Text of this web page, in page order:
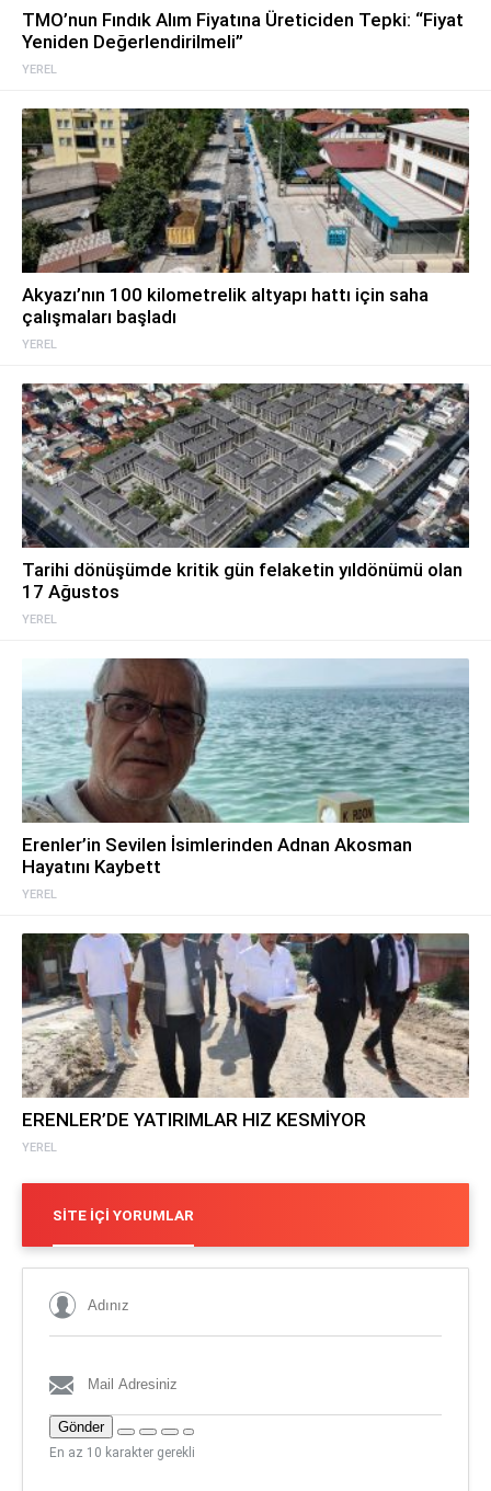
YEREL
TMO’nun Fındık Alım Fiyatına Üreticiden Tepki: “Fiyat
Yeniden Değerlendirilmeli”
YEREL
Akyazı’nın 100 kilometrelik altyapı hattı için saha
çalışmaları başladı
YEREL
Tarihi dönüşümde kritik gün felaketin yıldönümü olan
17 Ağustos
YEREL
Erenler’in Sevilen İsimlerinden Adnan Akosman
Hayatını Kaybett
YEREL
ERENLER’DE YATIRIMLAR HIZ KESMİYOR
SITE İÇI YORUMLAR
Gönder
En az 10 karakter gerekli